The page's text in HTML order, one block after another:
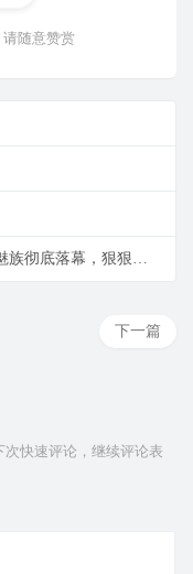
随意赞赏
黄章当年一句“不挣钱就是废材”，如今魅族彻底落幕，狠狠打了自己的脸
下一篇
快速评论，继续评论表